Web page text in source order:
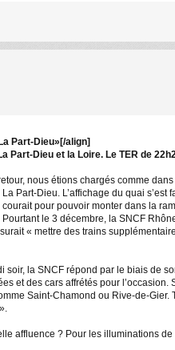
Part-Dieu»[/align]
Dieu et la Loire. Le TER de
nous étions chargés comme
Part-Dieu. L’affichage du quai
pour pouvoir monter dans la
le 3 décembre, la SNCF
« mettre des trains
la SNCF répond par le biais de
et des cars affrétés pour
Saint-Chamond ou Rive-de-
affluence ? Pour les illuminations